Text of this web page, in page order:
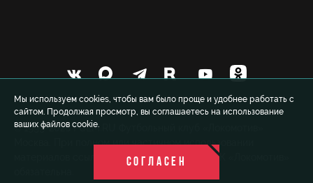
Мы используем cookies, чтобы вам было проще и удобнее работать с
сайтом. Продолжая просмотр, вы соглашаетесь на использование
ваших файлов cookie.
СОГЛАСЕН
© 1999-2026 FCLM.RU Футбольный клуб «Локомотив»
Москва. При полном или частичном использовании
материалов ссылка на официальный сайт ФК «Локомотив»